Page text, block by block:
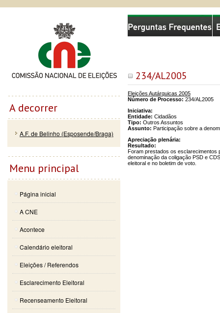
234/AL2005
Eleições Autárquicas 2005
Número de Processo: 234/AL2005
Iniciativa:
Entidade: Cidadãos
Tipo: Outros Assuntos
Assunto: Participação sobre a
Apreciação plenária:
Resultado:
Foram prestados os esclarecimentos
denominação da coligação PSD e
eleitoral e no boletim de voto.
Comissão Nacional de Eleições
A decorrer
A.F. de Belinho (Esposende/Braga)
Menu principal
Página inicial
A CNE
Acontece
Calendário eleitoral
Eleições / Referendos
Esclarecimento Eleitoral
Recenseamento Eleitoral